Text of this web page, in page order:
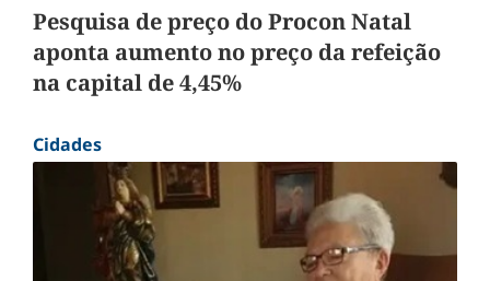
Pesquisa de preço do Procon Natal
aponta aumento no preço da refeição
na capital de 4,45%
Cidades